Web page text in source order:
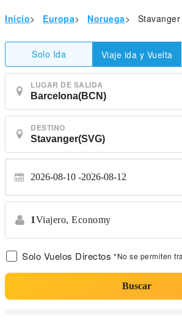
Inicio> Europa> Noruega> Stavanger
Solo Ida Viaje ida y Vuelta
LUGAR DE SALIDA
DESTINO
2026-08-10 2026-08-12
1Viajero, Economy
Solo Vuelos Directos *No se permiten
Buscar